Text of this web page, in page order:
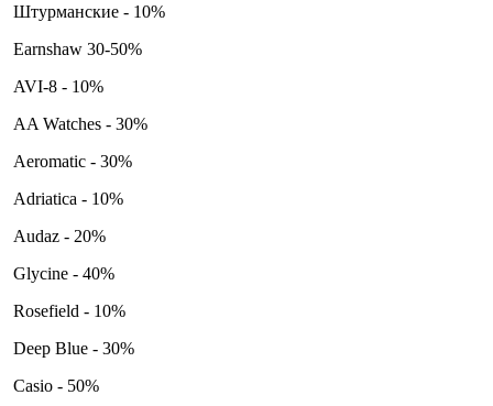
Штурманские - 10%
Earnshaw 30-50%
AVI-8 - 10%
AA Watches - 30%
Aeromatic - 30%
Adriatica - 10%
Audaz - 20%
Glycine - 40%
Rosefield - 10%
Deep Blue - 30%
Casio - 50%